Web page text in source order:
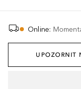
Online:
UPOZORNIT